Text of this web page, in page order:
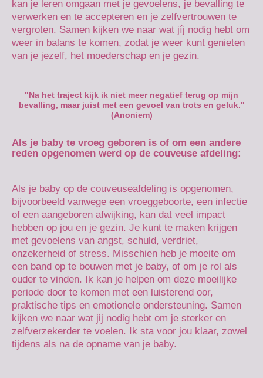
kan je leren omgaan met je gevoelens, je bevalling te
verwerken en te accepteren en je zelfvertrouwen te
vergroten. Samen kijken we naar wat jíj nodig hebt om
weer in balans te komen, zodat je weer kunt genieten
van je jezelf, het moederschap en je gezin.
"Na het traject kijk ik niet meer negatief terug op mijn
bevalling, maar juist met een gevoel van trots en geluk."
(Anoniem)
Als je baby te vroeg geboren is of om een andere
reden opgenomen werd op de couveuse afdeling:
Als je baby op de couveuseafdeling is opgenomen,
bijvoorbeeld vanwege een vroeggeboorte, een infectie
of een aangeboren afwijking, kan dat veel impact
hebben op jou en je gezin. Je kunt te maken krijgen
met gevoelens van angst, schuld, verdriet,
onzekerheid of stress. Misschien heb je moeite om
een band op te bouwen met je baby, of om je rol als
ouder te vinden. Ik kan je helpen om deze moeilijke
periode door te komen met een luisterend oor,
praktische tips en emotionele ondersteuning. Samen
kijken we naar wat jij nodig hebt om je sterker en
zelfverzekerder te voelen. Ik sta voor jou klaar, zowel
tijdens als na de opname van je baby.